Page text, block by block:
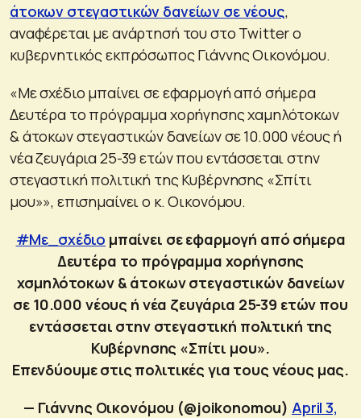
άτοκων στεγαστικών δανείων σε νέους,
αναφέρεται με ανάρτησή του στο Twitter ο
κυβερνητικός εκπρόσωπος Γιάννης Οικονόμου.
«Με σχέδιο μπαίνει σε εφαρμογή από σήμερα
Δευτέρα το πρόγραμμα χορήγησης χαμηλότοκων
& άτοκων στεγαστικών δανείων σε 10.000 νέους ή
νέα ζευγάρια 25-39 ετών που εντάσσεται στην
στεγαστική πολιτική της Κυβέρνησης «Σπίτι
μου»», επισημαίνει ο κ. Οικονόμου.
#Με_σχέδιο μπαίνει σε εφαρμογή από σήμερα
Δευτέρα το πρόγραμμα χορήγησης
χσμηλότοκων & άτοκων στεγαστικών δανείων
σε 10.000 νέους ή νέα ζευγάρια 25-39 ετών που
εντάσσεται στην στεγαστική πολιτική της
Κυβέρνησης «Σπίτι μου».
Επενδύουμε στις πολιτικές για τους νέους μας.
— Γιάννης Οικονόμου (@joikonomou) April 3,